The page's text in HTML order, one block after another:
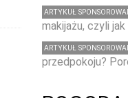
ARTYKUŁ
makijażu, czyli
ARTYKUŁ
przedpokoju?